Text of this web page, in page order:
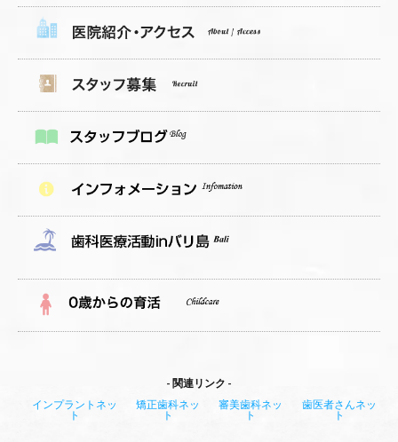
関連リンク
インプラントネッ
ト
矯正歯科ネッ
ト
審美歯科ネッ
ト
歯医者さんネッ
ト